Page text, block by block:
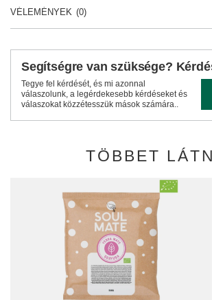
VÉLEMÉNYEK (0)
Segítségre van szüksége?
Tegye fel kérdését, és mi azonnal
válaszolunk, a legérdekesebb kérdéseket és
válaszokat közzétesszük mások számára..
TÖBBET